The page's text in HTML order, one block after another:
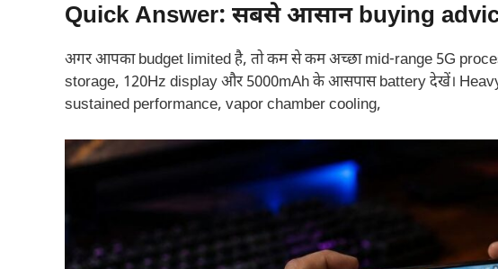
Quick Answer: सबसे आसान buying
अगर आपका budget limited है, तो कम से कम अच्छा mid-range 5G
storage, 120Hz display और 5000mAh के आसपास battery देखें। Heavy
sustained performance, vapor chamber cooling,